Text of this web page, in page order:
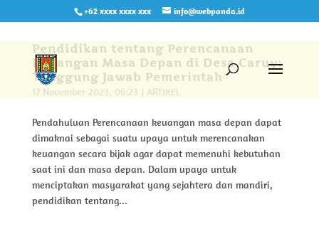
+62 xxxx xxxx xxx info@webpanda.id
Pendidikan tentang Perencanaan
Keuangan Masa Depan di Desa Caruy:
Tanggung Jawab Pemerintah
17 November 2023, 06:23 ARTIKEL
Pendahuluan Perencanaan keuangan masa depan dapat
dimaknai sebagai suatu upaya untuk merencanakan
keuangan secara bijak agar dapat memenuhi kebutuhan
saat ini dan masa depan. Dalam upaya untuk
menciptakan masyarakat yang sejahtera dan mandiri,
pendidikan tentang...